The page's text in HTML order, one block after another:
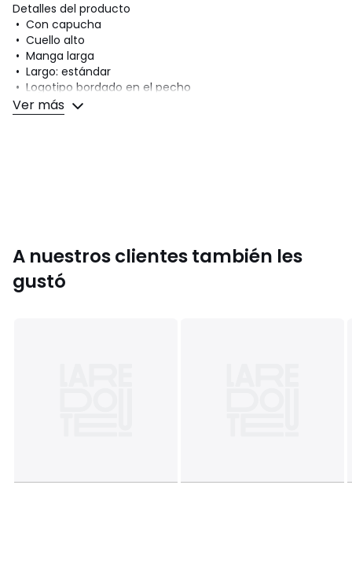
Detalles del producto
• Con capucha
• Cuello alto
• Manga larga
• Largo: estándar
• Logotipo bordado en el pecho
• Bolsillo ventral
• Acabados de punto elástico
Colores Blanco, Azul Marino
Tallas S, M, L, XL, XXL
Ver más
A nuestros clientes también les
gustó